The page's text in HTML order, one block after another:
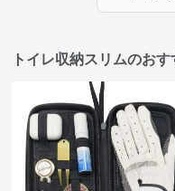
トイレ収納スリムのお